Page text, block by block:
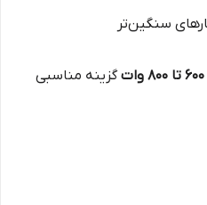
600 تا 800 وات
گزینه مناسبی